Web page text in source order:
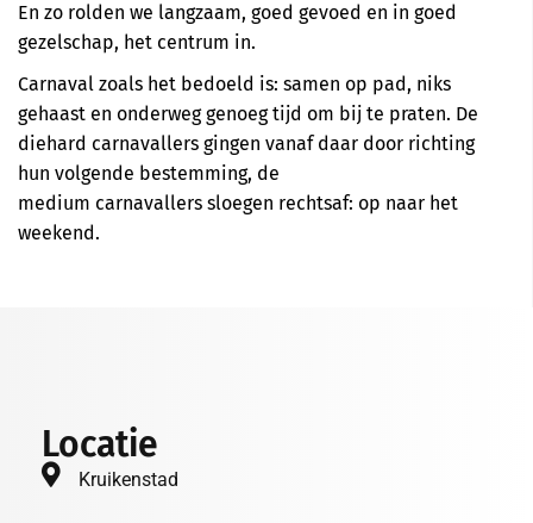
En zo rolden we langzaam, goed gevoed en in goed
gezelschap, het centrum in.
Carnaval zoals het bedoeld is: samen op pad, niks
gehaast en onderweg genoeg tijd om bij te praten. De
diehard carnavallers gingen vanaf daar door richting
hun volgende bestemming, de
medium carnavallers sloegen rechtsaf: op naar het
weekend.
Locatie
Kruikenstad